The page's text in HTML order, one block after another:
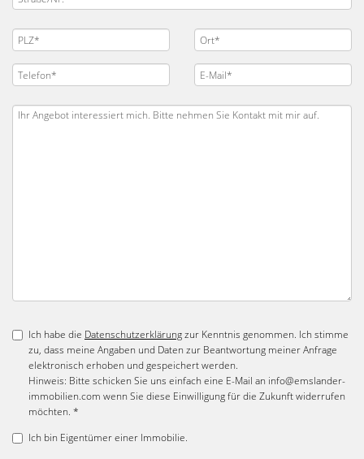
Ich habe die Datenschutzerklärungzur Kenntnis genommen. Ich stimme
zu, dass meine Angaben und Daten zur Beantwortung meiner Anfrage
elektronisch erhoben und gespeichert werden.
Hinweis: Bitte schicken Sie uns einfach eine E-Mail an info@emslander-
immobilien.com wenn Sie diese Einwilligung für die Zukunft widerrufen
möchten. *
Ich bin Eigentümer einer Immobilie.